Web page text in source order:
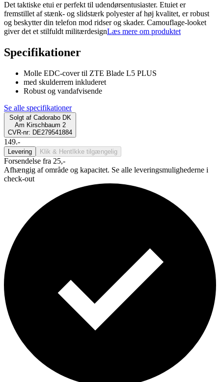
Det taktiske etui er perfekt til udendørsentusiaster. Etuiet er
fremstillet af stænk- og slidstærk polyester af høj kvalitet, er robust
og beskytter din telefon mod ridser og skader. Camouflage-looket
giver det et stilfuldt militærdesignLæs mere om produktet
Specifikationer
Molle EDC-cover til ZTE Blade L5 PLUS
med skulderrem inkluderet
Robust og vandafvisende
Se alle specifikationer
Solgt af Cadorabo DK
Am Kirschbaum 2
CVR-nr: DE279541884
149.-
Levering Klik & Hent Ikke tilgængelig
Forsendelse fra 25,-
Afhængig af område og kapacitet. Se alle leveringsmulighederne i
check-out